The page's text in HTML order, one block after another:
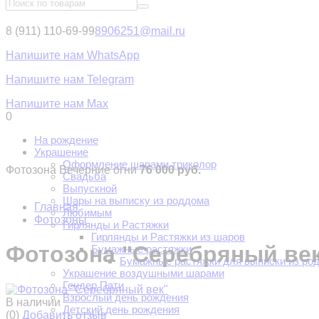
8 (911) 110-69-998906251@mail.ru
Напишите нам WhatsApp
Напишите нам Telegram
Напишите нам Max
0
На рождение
Украшение
Оформление шарами триколор
Свадьба
Выпускной
Шары на выписку из роддома
Любимым
Гирлянды и Растяжки
Гирлянды и Растяжки из шаров
Бумажные растяжки
Бумажные растяжки для выписки из
Украшение воздушными шарами
Гендер Пати
Взрослый день рождения
Детский день рождения
Фотозона Вечерние огни76 000 руб.
Главная
Фотозоны
Фотозона "Серебряный
В наличии
(0) Добавить отзыв